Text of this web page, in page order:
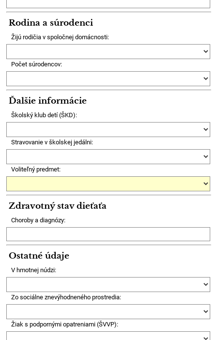
Rodina a súrodenci
Žijú rodičia v spoločnej domácnosti:
Počet súrodencov:
Ďalšie informácie
Školský klub detí (ŠKD):
Stravovanie v školskej jedálni:
Voliteľný predmet:
Zdravotný stav dieťaťa
Choroby a diagnózy:
Ostatné údaje
V hmotnej núdzi:
Zo sociálne znevýhodneného prostredia:
Žiak s podpornými opatreniami (ŠVVP):